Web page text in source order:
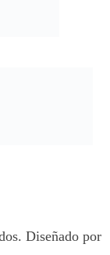
Diseñado por